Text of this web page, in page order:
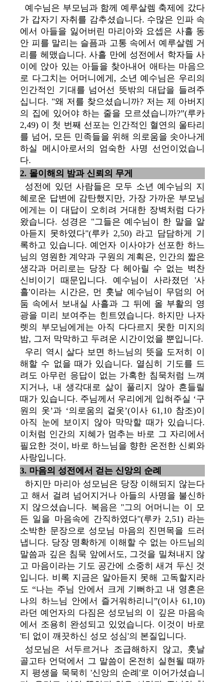
예수님은 부모님과 함께 예루살렘 축제에 갔다
가 갑자기 자취를 감추셨습니다. 수많은 인파 속
에서 아들을 잃어버린 마리아와 요셉은 사흘 동
안 피를 말리는 슬픔과 고통 속에서 예루살렘 거
리를 헤맸습니다. 사흘 만에 성전에서 학자들 사
이에 앉아 있는 아들을 찾아내어 애타는 마음으
로 다그치는 어머니에게, 소년 예수님은 우리의
인간적인 기대를 넘어선 뜻밖의 대답을 들려주
십니다. "왜 저를 찾으셨습니까? 저는 제 아버지
의 집에 있어야 하는 줄을 모르셨습니까?”(루카
2,49) 이 첫 번째 선포는 인간적인 혈연의 울타리
를 넘어, 모든 민족들을 위해 의로움을 솟아나게
하실 메시아로서의 엄숙한 사명 선언이었습니
다.
2. 몰이해의 밤과 신뢰의 무게
성전에 있던 사람들은 모두 소년 예수님의 지
혜로운 답변에 감탄했지만, 가장 가까운 부모님
에게는 이 대답이 오히려 거대한 장벽처럼 다가
왔습니다. 성경은 "그들은 예수님이 한 말을 알
아듣지 못하였다"(루카 2,50) 라고 담담하게 기
록하고 있습니다. 예언자 이사야가 선포한 하느
님의 영원한 계약과 구원의 계획은, 인간의 짧은
생각과 머리로는 당장 다 헤아릴 수 없는 벅찬
신비이기 때문입니다. 예수님이 사라졌던 '사
흘'이라는 시간은, 먼 훗날 예수님이 무덤의 어
둠 속에서 보내실 사흘과 그 뒤에 올 부활의 영
광을 미리 보여주는 힌트였습니다. 하지만 나자
렛의 부모님에게는 아직 다다르지 못한 미지의
밤, 그저 막막하고 두려운 시간이었을 뿐입니다.
우리 역시 살다 보면 하느님의 뜻을 도저히 이
해할 수 없을 때가 있습니다. 열심히 기도를 드
려도 아무런 응답이 없는 가혹한 침묵처럼 느껴
지거나, 내 생각대로 삶이 풀리지 않아 흔들릴
때가 있습니다. 주님께서 우리에게 입혀주실 ‘구
원의 옷’과 ‘의로움의 겉옷’(이사 61,10 참조)이
아직 눈에 보이지 않아 막막할 때가 있습니다.
이처럼 인간의 지혜가 멈추는 바로 그 자리에서
필요한 것이, 바로 하느님을 향한 온전한 신뢰와
사랑입니다.
3. 마음의 성전에서 걷는 신앙의 순례
하지만 마리아 성모님은 당장 이해되지 않는다
고 해서 걸려 넘어지거나 아들의 사명을 불신하
지 않으셨습니다. 복음은 "그의 어머니는 이 모
든 일을 마음속에 간직하였다"(루카 2,51) 라는
소박한 문장으로 성모님 마음의 진면목을 드러
냅니다. 당장 명확하게 이해할 수 없는 아드님의
말씀과 깊은 침묵 앞에서도, 그것을 밀쳐내지 않
고 마음이라는 기도 공간에 소중히 새겨 두신 것
입니다. 비록 지금은 알아듣지 못해 고독할지라
도 “나는 주님 안에서 크게 기뻐하고 내 영혼은
나의 하느님 안에서 즐거워하리니”(이사 61,10)
라던 예언자의 다짐은 성모님의 이 깊은 마음속
에서 조용히 완성되고 있었습니다. 이것이 바로
'티 없이 깨끗하신 성모 성심'의 본질입니다.
성모님은 서두르거나 조급해하지 않고, 훗날
골고타 언덕에서 그 말씀이 온전히 실현될 때까
지 평생을 묵묵히 '신앙의 순례'로 이어가셨습니